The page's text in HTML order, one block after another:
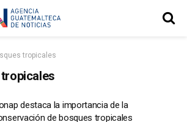
tropicales
destaca la importancia de la
de bosques tropicales